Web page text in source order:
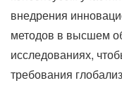
внедрения
методов в высшем
исследованиях,
требования